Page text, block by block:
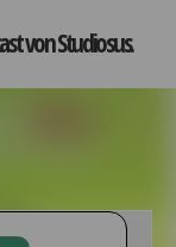
von Studiosus.